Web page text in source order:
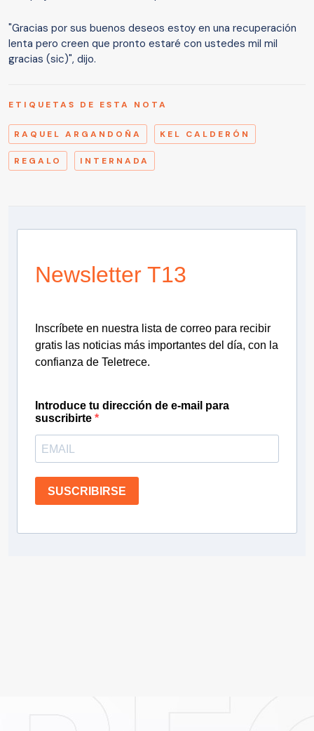
"Gracias por sus buenos deseos estoy en una recuperación
lenta pero creen que pronto estaré con ustedes mil mil
gracias (sic)", dijo.
ETIQUETAS DE ESTA NOTA
RAQUEL ARGANDOÑA KEL CALDERÓN
REGALO INTERNADA
Newsletter T13
Inscríbete en nuestra lista de correo para recibir
gratis las noticias más importantes del día, con la
confianza de Teletrece.
Introduce tu dirección de e-mail para
suscribirte
SUSCRIBIRSE